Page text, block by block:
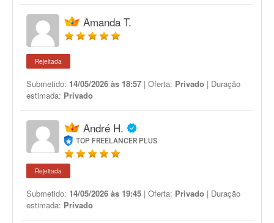
Amanda T.
Rejeitada
Submetido: 14/05/2026 às 18:57 | Oferta: Privado | Duração
estimada: Privado
André H.
TOP FREELANCER PLUS
Rejeitada
Submetido: 14/05/2026 às 19:45 | Oferta: Privado | Duração
estimada: Privado